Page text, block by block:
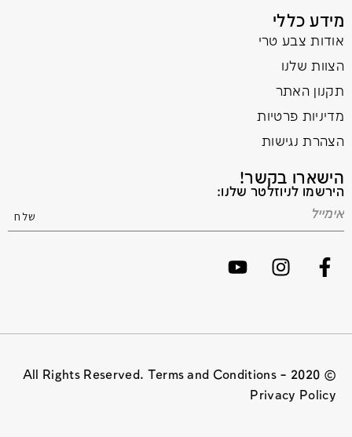
מידע כללי
אודות צבע טרי
הצוות שלנו
תקנון האתר
מדיניות פרטיות
הצהרת נגישות
הישארו בקשר!
הירשמו לניוזלטר שלנו:
© 2020 All Rights Reserved. Terms and Conditions –
Privacy Policy